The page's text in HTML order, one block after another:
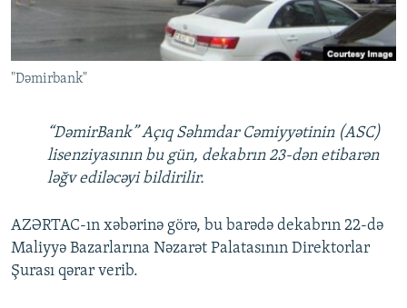
AZƏRBAYCAN ƏDƏBIYYATI KITABXANASI
İZ - MƏDƏNIYYƏT PROQRAMI
PEŞƏ ETIKASI VƏ JURNALISTIKA STANDARTLARIMIZ
MATERIALLARIMIZDAN ISTIFADƏ
BIZIMLƏ ƏLAQƏ
XƏBƏR BÜLLETENLƏRIMIZ
"Dəmirbank"
“DəmirBank” Açıq Səhmdar Cəmiyyətinin (ASC)
lisenziyasının bu gün, dekabrın 23-dən etibarən
ləğv ediləcəyi bildirilir.
AZƏRTAC-ın xəbərinə görə, bu barədə dekabrın 22-də
Maliyyə Bazarlarına Nəzarət Palatasının Direktorlar
Şurası qərar verib.